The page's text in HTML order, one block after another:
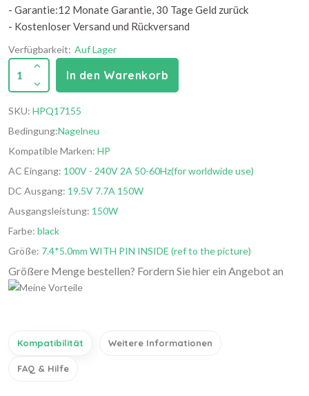
- Garantie:12 Monate Garantie, 30 Tage Geld zurück
- Kostenloser Versand und Rückversand
Verfügbarkeit: Auf Lager
1 In den Warenkorb
SKU: HPQ17155
Bedingung:Nagelneu
Kompatible Marken: HP
AC Eingang: 100V - 240V 2A 50-60Hz(for worldwide use)
DC Ausgang: 19.5V 7.7A 150W
Ausgangsleistung: 150W
Farbe: black
Größe: 7.4*5.0mm WITH PIN INSIDE (ref to the picture)
Größere Menge bestellen? Fordern Sie hier ein Angebot an
Kompatibilität Weitere Informationen
FAQ & Hilfe